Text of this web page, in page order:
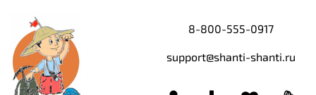
8-800-555-0917
support@shanti-shanti.ru